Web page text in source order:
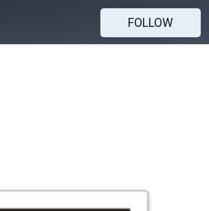
FOLLOW